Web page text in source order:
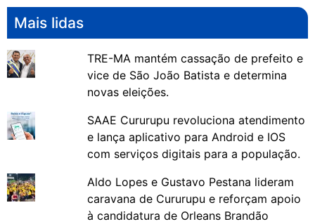
Mais lidas
TRE-MA mantém cassação de prefeito e
vice de São João Batista e determina
novas eleições.
SAAE Cururupu revoluciona atendimento
e lança aplicativo para Android e IOS
com serviços digitais para a população.
Aldo Lopes e Gustavo Pestana lideram
caravana de Cururupu e reforçam apoio
à candidatura de Orleans Brandão